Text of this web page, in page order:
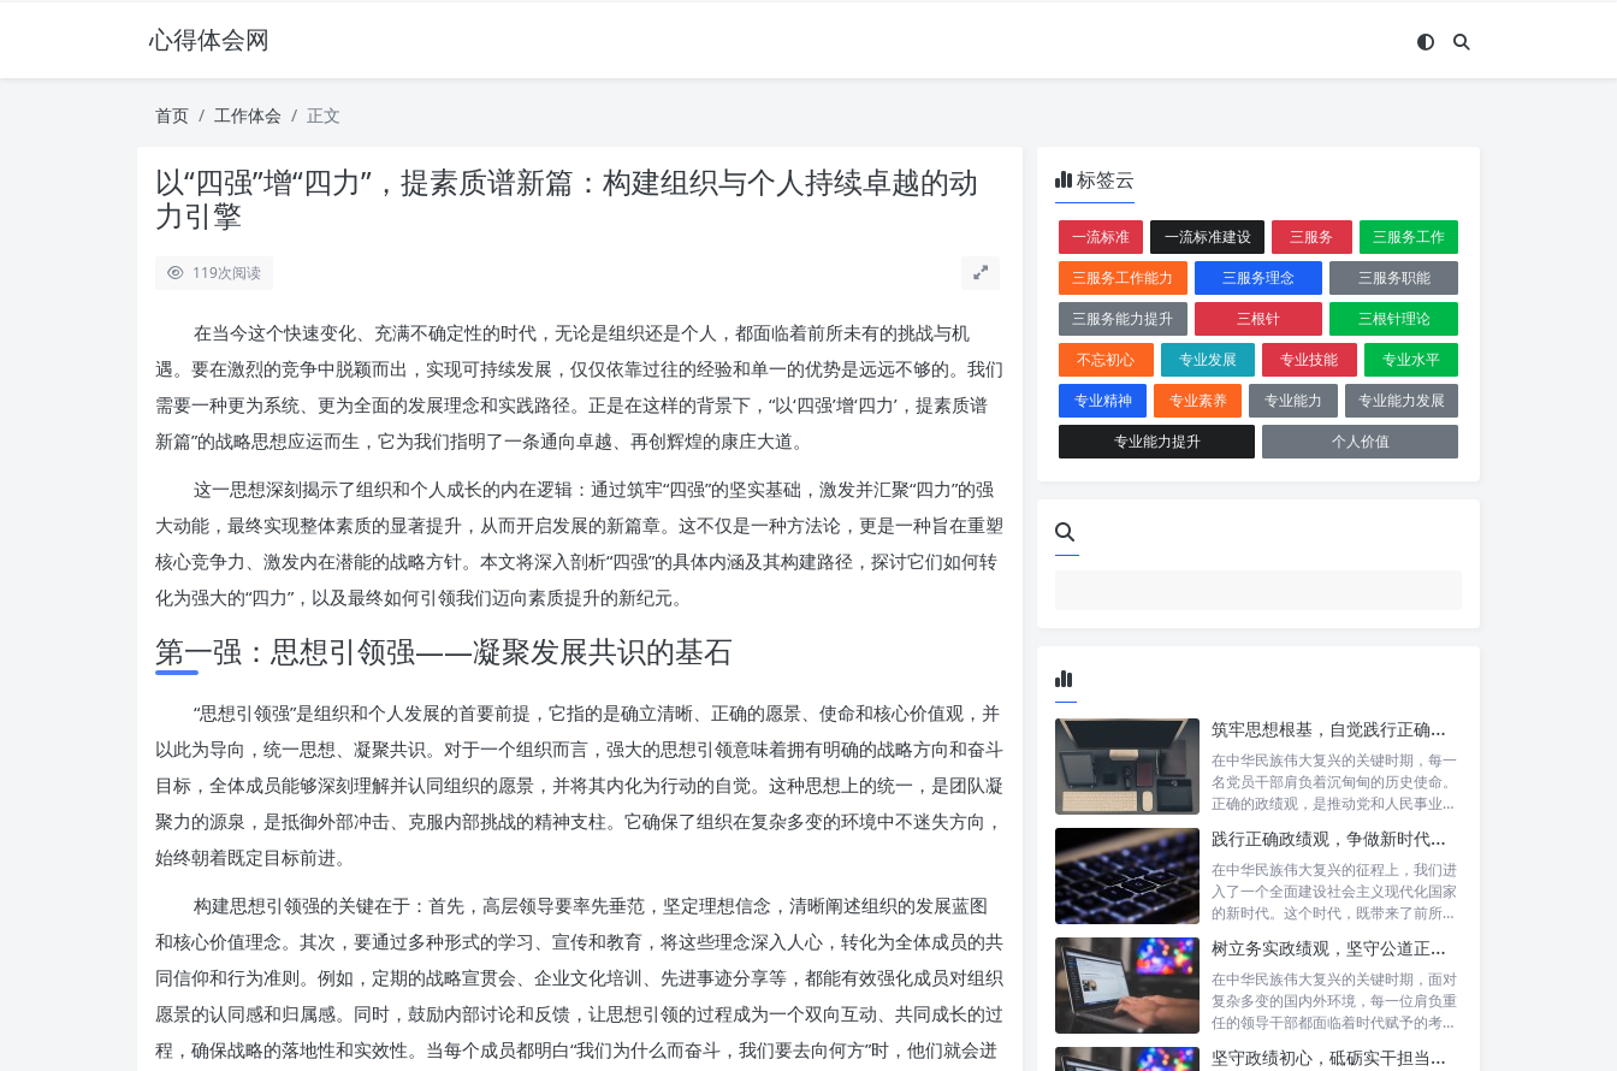
心得体会网
首页 工作体会 正文
以“四强”增“四力”，提素质谱新篇：构建组织与个人持续卓越的动
力引擎
119次阅读
在当今这个快速变化、充满不确定性的时代，无论是组织还是个人，都面临着前所未有的挑战与机
遇。要在激烈的竞争中脱颖而出，实现可持续发展，仅仅依靠过往的经验和单一的优势是远远不够的。我们
需要一种更为系统、更为全面的发展理念和实践路径。正是在这样的背景下，“以‘四强’增‘四力’，提素质谱
新篇”的战略思想应运而生，它为我们指明了一条通向卓越、再创辉煌的康庄大道。
这一思想深刻揭示了组织和个人成长的内在逻辑：通过筑牢“四强”的坚实基础，激发并汇聚“四力”的强
大动能，最终实现整体素质的显著提升，从而开启发展的新篇章。这不仅是一种方法论，更是一种旨在重塑
核心竞争力、激发内在潜能的战略方针。本文将深入剖析“四强”的具体内涵及其构建路径，探讨它们如何转
化为强大的“四力”，以及最终如何引领我们迈向素质提升的新纪元。
第一强：思想引领强——凝聚发展共识的基石
“思想引领强”是组织和个人发展的首要前提，它指的是确立清晰、正确的愿景、使命和核心价值观，并
以此为导向，统一思想、凝聚共识。对于一个组织而言，强大的思想引领意味着拥有明确的战略方向和奋斗
目标，全体成员能够深刻理解并认同组织的愿景，并将其内化为行动的自觉。这种思想上的统一，是团队凝
聚力的源泉，是抵御外部冲击、克服内部挑战的精神支柱。它确保了组织在复杂多变的环境中不迷失方向，
始终朝着既定目标前进。
构建思想引领强的关键在于：首先，高层领导要率先垂范，坚定理想信念，清晰阐述组织的发展蓝图
和核心价值理念。其次，要通过多种形式的学习、宣传和教育，将这些理念深入人心，转化为全体成员的共
同信仰和行为准则。例如，定期的战略宣贯会、企业文化培训、先进事迹分享等，都能有效强化成员对组织
愿景的认同感和归属感。同时，鼓励内部讨论和反馈，让思想引领的过程成为一个双向互动、共同成长的过
程，确保战略的落地性和实效性。当每个成员都明白“我们为什么而奋斗，我们要去向何方”时，他们就会迸
标签云
一流标准 一流标准建设 三服务
三服务工作
三服务工作能力
三服务理念
三服务职能
三服务能力提升
三根针
三根针理论
不忘初心
专业发展 专业技能
专业水平
专业精神
专业素养 专业能力
专业能力发展
专业能力提升
个人价值
筑牢思想根基，自觉践行正确政绩观：新时代党员干部的价值指引
在中华民族伟大复兴的关键时期，每一
名党员干部肩负着沉甸甸的历史使命。
正确的政绩观，是推动党和人民事业发
践行正确政绩观，争做新时代合格公职人员：新征程的使命与担当
在中华民族伟大复兴的征程上，我们进
入了一个全面建设社会主义现代化国家
的新时代。这个时代，既带来了前所未
树立务实政绩观，坚守公道正派底线：新时代领导干部高质量发展指南
在中华民族伟大复兴的关键时期，面对
复杂多变的国内外环境，每一位肩负重
任的领导干部都面临着时代赋予的考验
坚守政绩初心，砥砺实干担当：新时代高质量发展的精神坐标